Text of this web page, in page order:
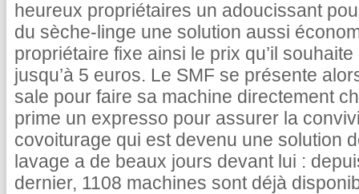
heureux propriétaires un adoucissant
du sèche-linge une solution aussi
propriétaire fixe ainsi le prix qu’il
jusqu’à 5 euros. Le SMF se présente
sale pour faire sa machine directement
prime un expresso pour assurer la
covoiturage qui est devenu une solution
lavage a de beaux jours devant lui :
dernier, 1108 machines sont déjà